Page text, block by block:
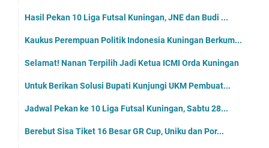
Hasil Pekan 10 Liga Futsal Kuningan, JNE dan Budi ...
Kaukus Perempuan Politik Indonesia Kuningan Berkum...
Selamat! Nanan Terpilih Jadi Ketua ICMI Orda Kuningan
Untuk Berikan Solusi Bupati Kunjungi UKM Pembuat...
Jadwal Pekan ke 10 Liga Futsal Kuningan, Sabtu 28...
Berebut Sisa Tiket 16 Besar GR Cup, Uniku dan Por...